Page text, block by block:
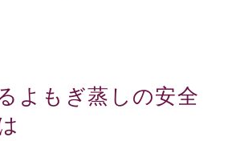
よもぎ蒸しの安全